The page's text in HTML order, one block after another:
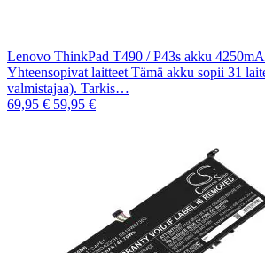
Lenovo ThinkPad T490 / P43s akku
Yhteensopivat laitteet Tämä akku sopii 31
valmistajaa). Tarkis…
69,95 € 59,95 €